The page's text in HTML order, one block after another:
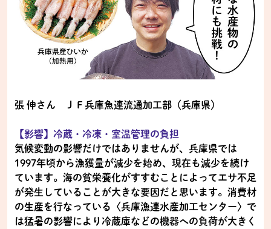
張 伸さん ＪＦ兵庫魚連流通加工部（兵庫県）
【影響】冷蔵・冷凍・室温管理の負担
気候変動の影響だけではありませんが、兵庫県では
1997年頃から漁獲量が減少を始め、現在も減少を続け
ています。海の貧栄養化がすすむことによってエサ不足
が発生していることが大きな要因だと思います。消費材
の生産を行なっている〈兵庫漁連水産加工センター〉で
は猛暑の影響により冷蔵庫などの機器への負荷が大きく